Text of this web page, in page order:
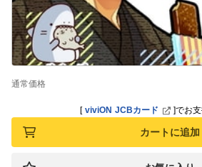
通常価格
[ viviON JCBカード ]でお
カートに追加